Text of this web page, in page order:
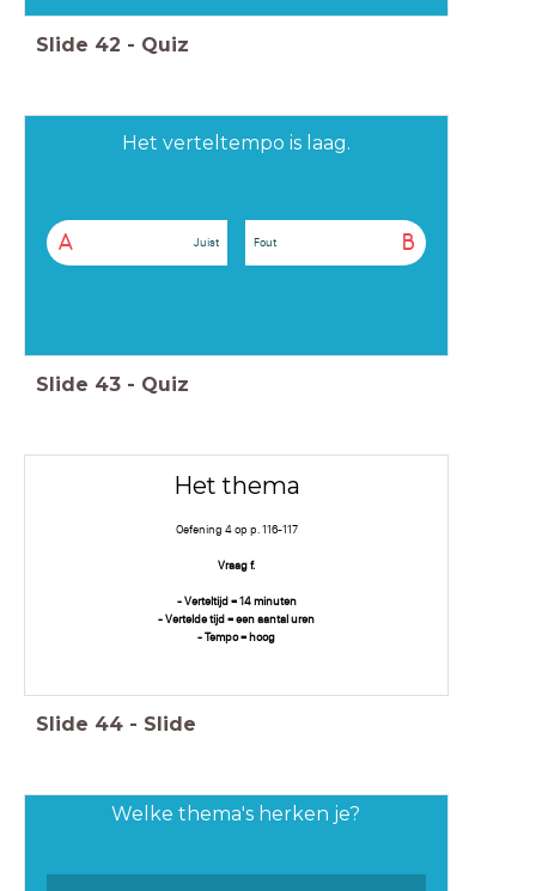
Slide 42 - Quiz
Het verteltempo is laag.
A Juist B
Fout
Slide 43 - Quiz
Het thema
Oefening 4 op p. 116-117
Vraag f.
- Verteltijd = 14 minuten
- Vertelde tijd = een aantal uren
- Tempo = hoog
Slide 44 - Slide
Welke thema's herken je?